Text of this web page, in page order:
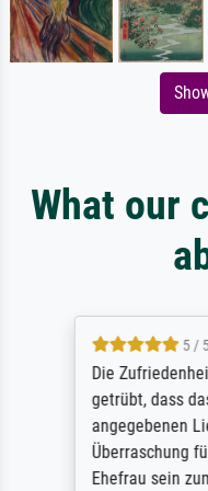
What our
5 / 5
Die
getrübt, dass
angegebenen
Überraschung
Ehefrau sein